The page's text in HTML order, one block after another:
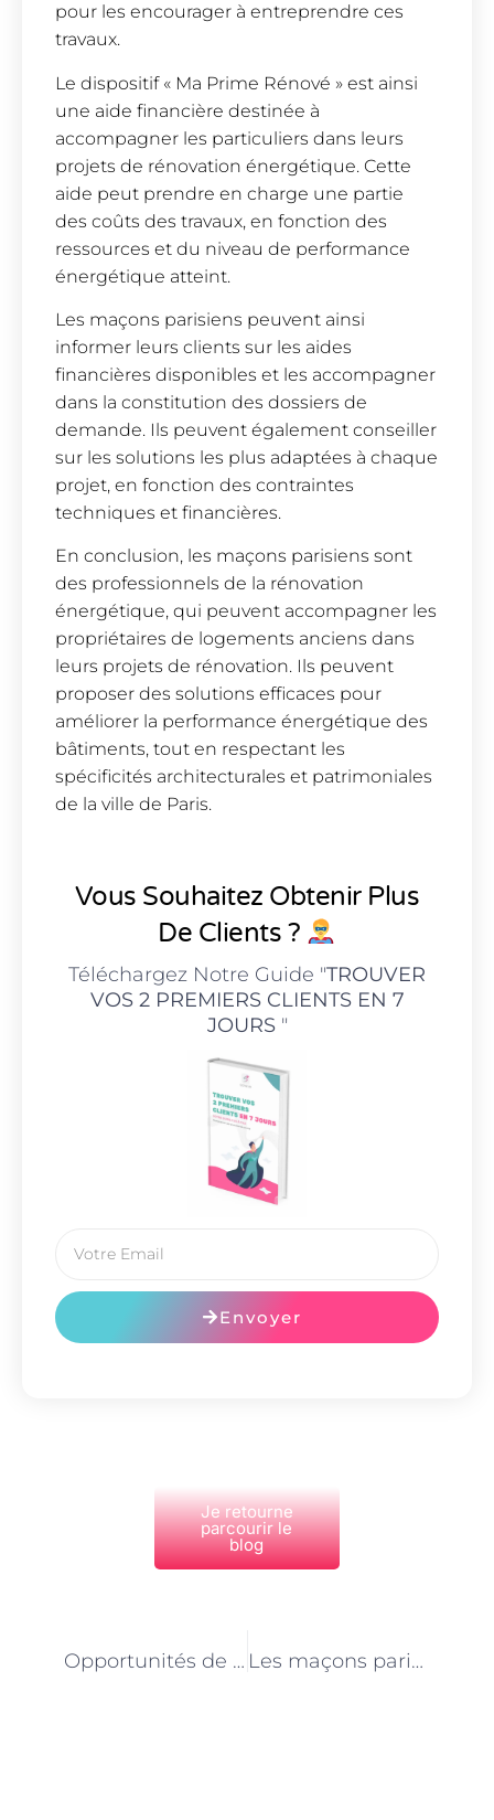
pour les encourager à entreprendre ces
travaux.
Le dispositif « Ma Prime Rénové » est ainsi
une aide financière destinée à
accompagner les particuliers dans leurs
projets de rénovation énergétique. Cette
aide peut prendre en charge une partie
des coûts des travaux, en fonction des
ressources et du niveau de performance
énergétique atteint.
Les maçons parisiens peuvent ainsi
informer leurs clients sur les aides
financières disponibles et les accompagner
dans la constitution des dossiers de
demande. Ils peuvent également conseiller
sur les solutions les plus adaptées à chaque
projet, en fonction des contraintes
techniques et financières.
En conclusion, les maçons parisiens sont
des professionnels de la rénovation
énergétique, qui peuvent accompagner les
propriétaires de logements anciens dans
leurs projets de rénovation. Ils peuvent
proposer des solutions efficaces pour
améliorer la performance énergétique des
bâtiments, tout en respectant les
spécificités architecturales et patrimoniales
de la ville de Paris.
Vous Souhaitez Obtenir Plus
De Clients ?
Téléchargez Notre Guide "TROUVER
VOS 2 PREMIERS CLIENTS EN 7
JOURS"
Envoyer
Je retourne
parcourir le
blog
Opportunités de carrière et avancement professionnel pour les électriciens à Paris Les maçons parisiens : des professionnels engagés dans la sécurité du chantier